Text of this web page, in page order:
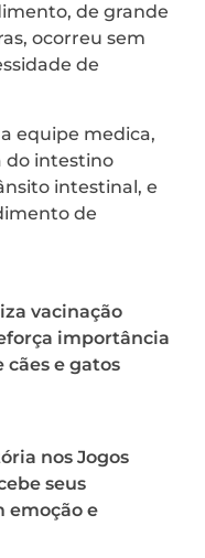
de grande
ocorreu sem
de
equipe medica,
do intestino
intestinal, e
de
vacinação
importância
cães e gatos
nos Jogos
seus
emoção e